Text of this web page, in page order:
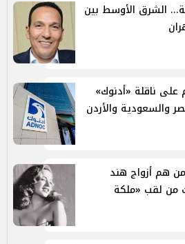
الشرق الأوسط بين
على ناقلة «أدنوك»
والسعودية والأردن
هم أزواج هند
من لقب «ملكة